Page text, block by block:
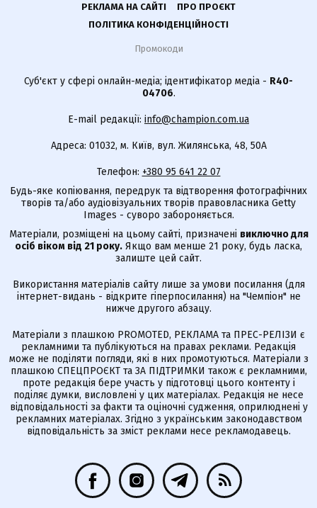
РЕКЛАМА НА САЙТІ
ПРО ПРОЄКТ
ПОЛІТИКА КОНФІДЕНЦІЙНОСТІ
Промокоди
Суб'єкт у сфері онлайн-медіа; ідентифікатор медіа - R40-
04706.
E-mail редакції: info@champion.com.ua
Адреса: 01032, м. Київ, вул. Жилянська, 48, 50А
Телефон: +380 95 641 22 07
Будь-яке копіювання, передрук та відтворення фотографічних
творів та/або аудіовізуальних творів правовласника Getty
Images - суворо забороняється.
Матеріали, розміщені на цьому сайті, призначені виключно для
осіб віком від 21 року. Якщо вам менше 21 року, будь ласка,
залиште цей сайт.
Використання матеріалів сайту лише за умови посилання (для
інтернет-видань - відкрите гіперпосилання) на "Чемпіон" не
нижче другого абзацу.
Матеріали з плашкою PROMOTED, РЕКЛАМА та ПРЕС-РЕЛІЗИ є
рекламними та публікуються на правах реклами. Редакція
може не поділяти погляди, які в них промотуються. Матеріали з
плашкою СПЕЦПРОЄКТ та ЗА ПІДТРИМКИ також є рекламними,
проте редакція бере участь у підготовці цього контенту і
поділяє думки, висловлені у цих матеріалах. Редакція не несе
відповідальності за факти та оціночні судження, оприлюднені у
рекламних матеріалах. Згідно з українським законодавством
відповідальність за зміст реклами несе рекламодавець.